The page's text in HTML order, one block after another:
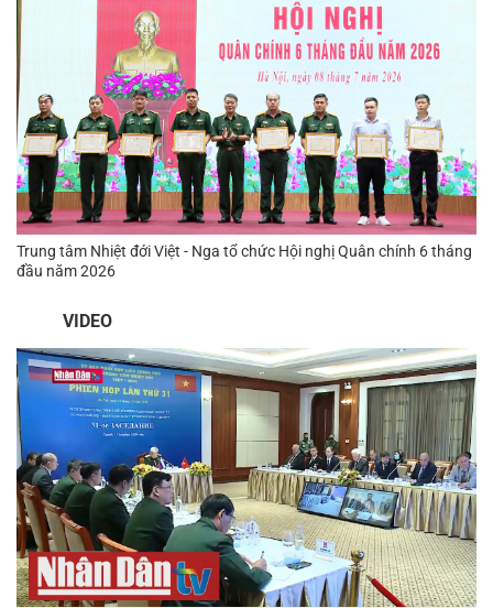
Trung tâm Nhiệt đới Việt - Nga tổ chức Hội nghị Quân chính 6 tháng
đầu năm 2026
VIDEO